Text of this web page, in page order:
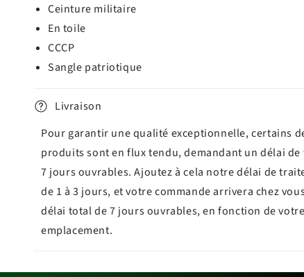
Ceinture militaire
En toile
CCCP
Sangle patriotique
Livraison
Pour garantir une qualité exceptionnelle, certains
produits sont en flux tendu, demandant un délai
7 jours ouvrables. Ajoutez à cela notre délai de
de 1 à 3 jours, et votre commande arrivera chez
délai total de 7 jours ouvrables, en fonction de votre
emplacement.